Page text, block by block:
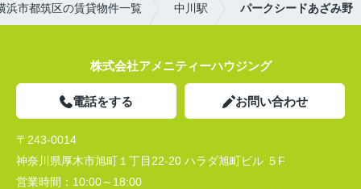
浜市都筑区の賃貸物件一覧 中川駅 パークシードあざみ野
株式会社アメニティーハウジング
電話をする お問い合わせ
〒243-0014
神奈川県厚木市旭町１丁目22-20 ハラダ旭町ビル ５F
営業時間： 10:00～18:00